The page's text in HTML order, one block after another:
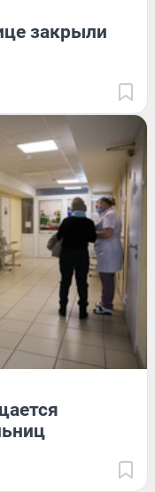
закрыли